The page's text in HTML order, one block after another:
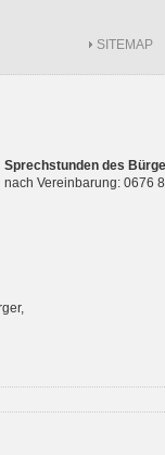
SITEMAP
Sprechstunden des
nach Vereinbarung: 0676